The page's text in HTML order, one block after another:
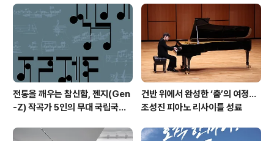
이상주 최사단법인 대한무용협회주 관서울무용제 조직위
원회후 원서울특별시, 서울문화재단협 력서울어텀페스타
예 매및 문의 (사)대한무용협회 02-744-8066(2812, 0
038) 아르코·..
전통을 깨우는 참신함, 젠지(Gen
-Z) 작곡가 5인의 무대 국립국악
트'
건반 위에서 완성한 ‘춤’의 여정…
조성진 피아노 리사이틀 성료